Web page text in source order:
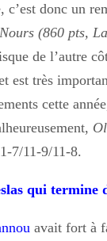
c’est donc un
(860 pts,
de l’autre
est très
cette
7/11-9/11-8.
qui termine
avait fort à